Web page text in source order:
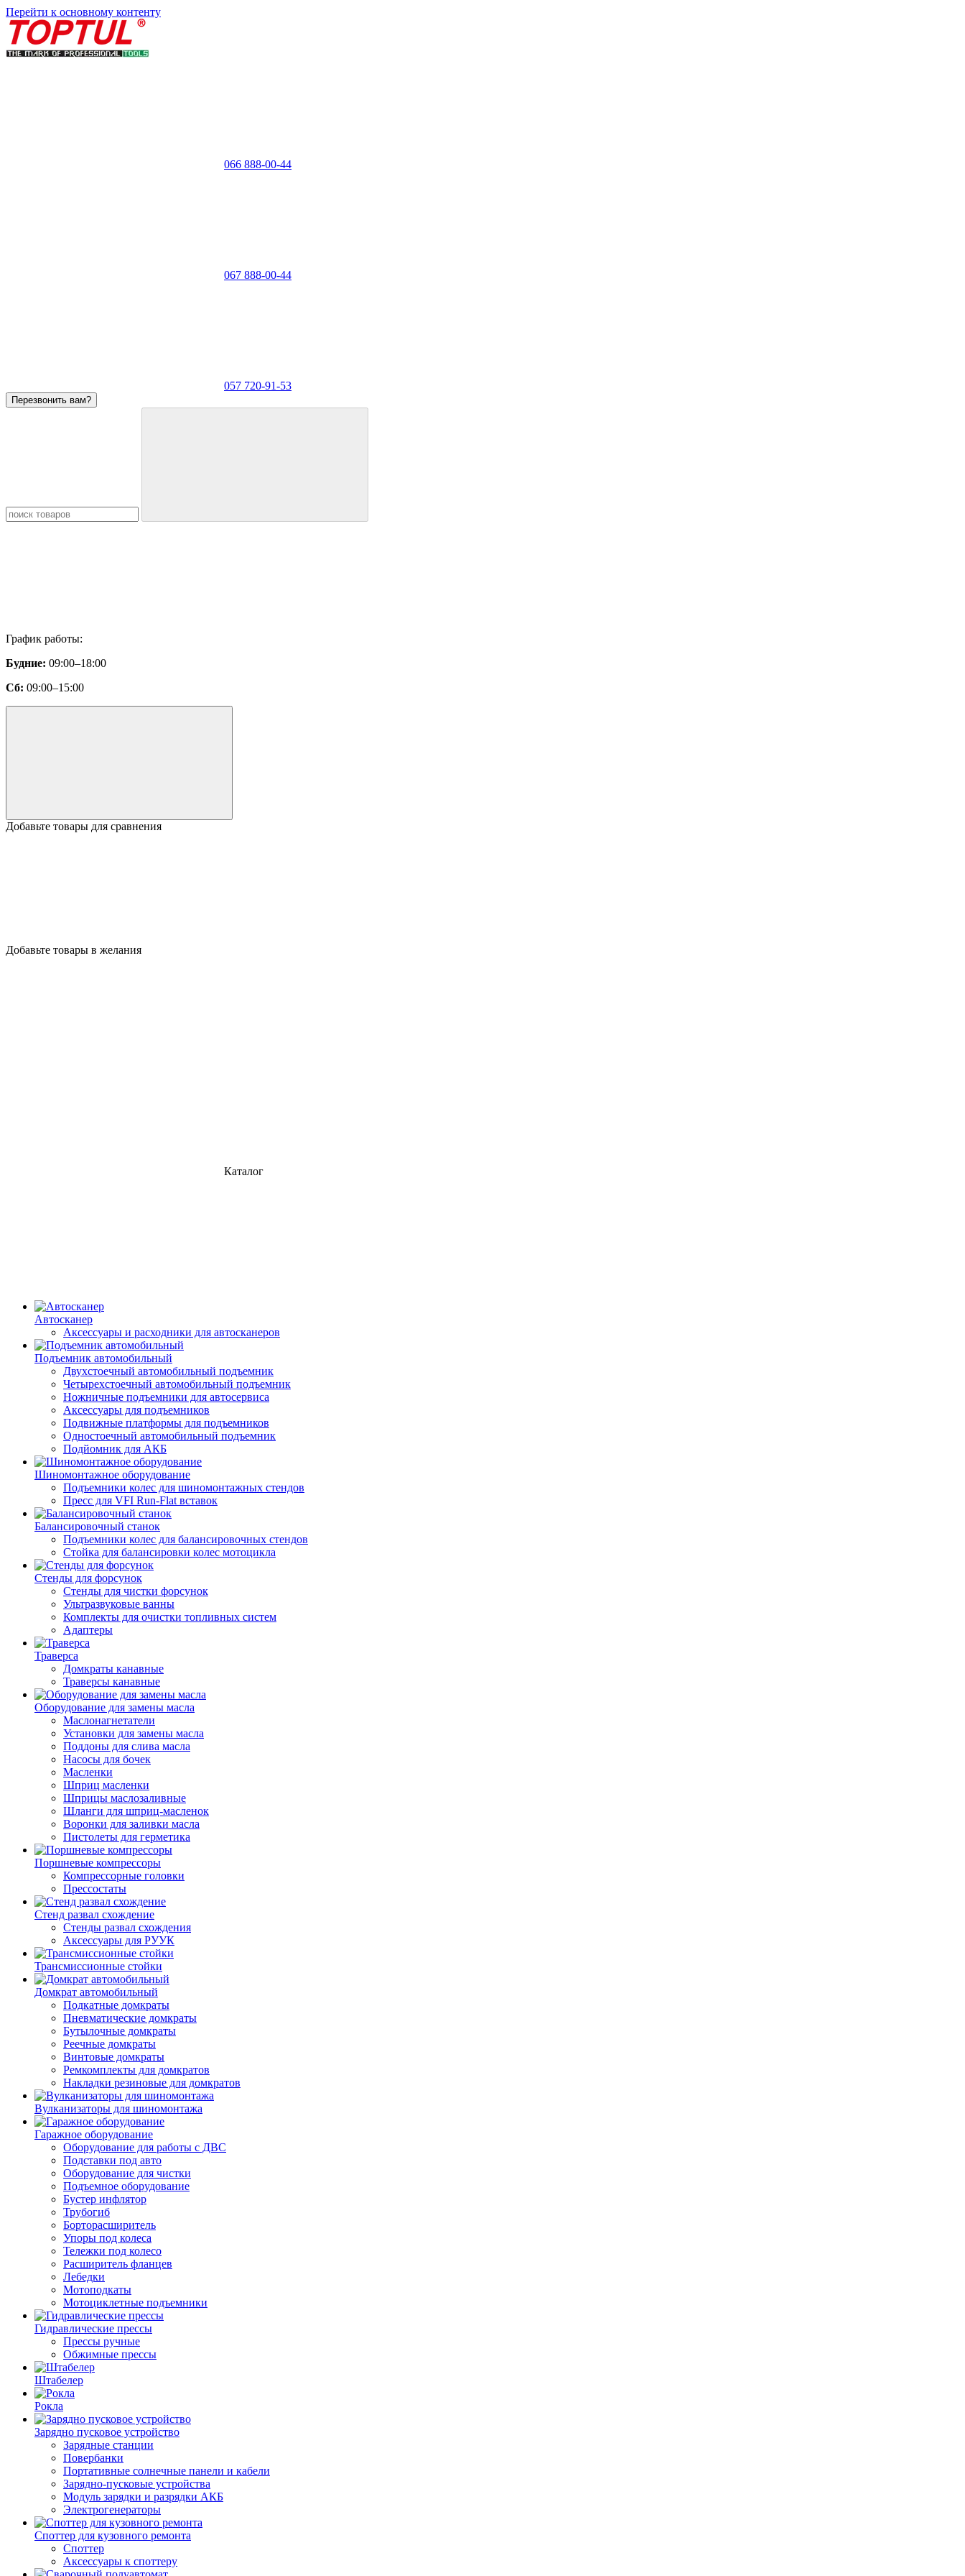
Перейти к основному контенту
066 888-00-44
067 888-00-44
057 720-91-53
Перезвонить вам?
График работы:
Будние: 09:00–18:00
Сб: 09:00–15:00
Добавьте товары для сравнения
Добавьте товары в желания
Каталог
Автосканер
Аксессуары и расходники для автосканеров
Подъемник автомобильный
Двухстоечный автомобильный подъемник
Четырехстоечный автомобильный подъемник
Ножничные подъемники для автосервиса
Аксессуары для подъемников
Подвижные платформы для подъемников
Одностоечный автомобильный подъемник
Подйомник для АКБ
Шиномонтажное оборудование
Подъемники колес для шиномонтажных стендов
Пресс для VFI Run-Flat вставок
Балансировочный станок
Подъемники колес для балансировочных стендов
Стойка для балансировки колес мотоцикла
Стенды для форсунок
Стенды для чистки форсунок
Ультразвуковые ванны
Комплекты для очистки топливных систем
Адаптеры
Траверса
Домкраты канавные
Траверсы канавные
Оборудование для замены масла
Маслонагнетатели
Установки для замены масла
Поддоны для слива масла
Насосы для бочек
Масленки
Шприц масленки
Шприцы маслозаливные
Шланги для шприц-масленок
Воронки для заливки масла
Пистолеты для герметика
Поршневые компрессоры
Компрессорные головки
Прессостаты
Стенд развал схождение
Стенды развал схождения
Аксессуары для РУУК
Трансмиссионные стойки
Домкрат автомобильный
Подкатные домкраты
Пневматические домкраты
Бутылочные домкраты
Реечные домкраты
Винтовые домкраты
Ремкомплекты для домкратов
Накладки резиновые для домкратов
Вулканизаторы для шиномонтажа
Гаражное оборудование
Оборудование для работы с ДВС
Подставки под авто
Оборудование для чистки
Подъемное оборудование
Бустер инфлятор
Трубогиб
Борторасширитель
Упоры под колеса
Тележки под колесо
Расширитель фланцев
Лебедки
Мотоподкаты
Мотоциклетные подъемники
Гидравлические прессы
Прессы ручные
Обжимные прессы
Штабелер
Рокла
Зарядно пусковое устройство
Зарядные станции
Повербанки
Портативные солнечные панели и кабели
Зарядно-пусковые устройства
Модуль зарядки и разрядки АКБ
Электрогенераторы
Споттер для кузовного ремонта
Споттер
Aкceccуapы к cпoттepу